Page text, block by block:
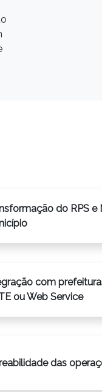
do RPS
com
ou Web Service
das